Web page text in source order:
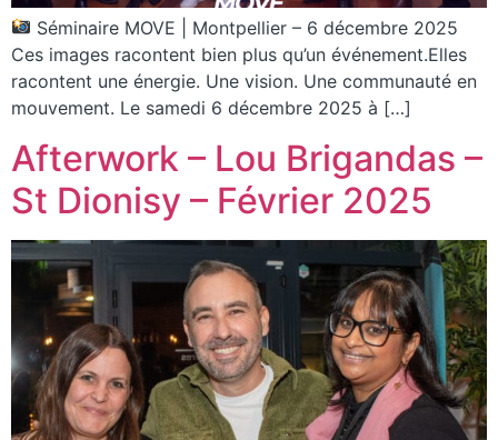
Séminaire MOVE | Montpellier – 6 décembre 2025
Ces images racontent bien plus qu’un événement.Elles
racontent une énergie. Une vision. Une communauté en
mouvement. Le samedi 6 décembre 2025 à […]
Afterwork – Lou Brigandas –
St Dionisy – Février 2025